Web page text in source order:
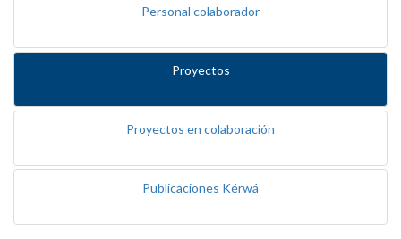
Personal colaborador
Proyectos
Proyectos en colaboración
Publicaciones Kérwá